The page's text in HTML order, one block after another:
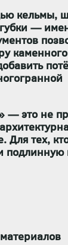
кельмы,
—
— это не
Для тех,
подлинную